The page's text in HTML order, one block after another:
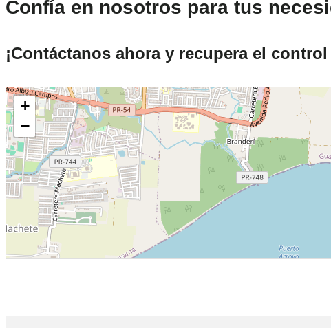
Confía en nosotros para tus
¡Contáctanos ahora y recupera el
+
−